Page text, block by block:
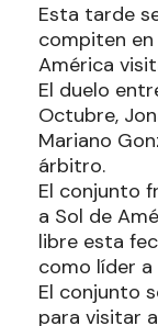
Esta tarde
compiten
América
El duelo
Octubre,
Mariano
árbitro.
El conjunto
a Sol de
libre esta
como líder
El conjunto
para visitar